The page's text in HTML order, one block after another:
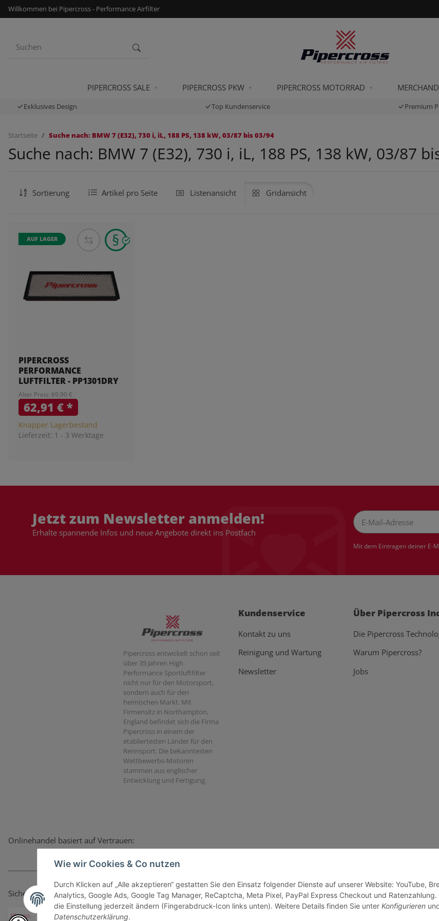
Wie wir Cookies & Co nutzen
Durch Klicken auf „Alle akzeptieren“ gestatten Sie den Einsatz folgender Dienste auf unserer Website: YouTube,
Analytics, Google Ads, Google Tag Manager, ReCaptcha, Meta Pixel, PayPal Express Checkout und Ratenzahlung.
die Einstellung jederzeit ändern (Fingerabdruck-Icon links unten). Weitere Details finden Sie unter Konfigurieren
Datenschutzerklärung.
Willkommen bei Pipercross - Performance Airfilter
PIPERCROSS SALE PIPERCROSS PKW PIPERCROSS MOTORRAD
Exklusives Design Top Kundenservice Premium
Startseite Suche nach: BMW 7 (E32), 730 i, iL, 188 PS, 138 kW, 03/87 bis 03/94
Suche nach: BMW 7 (E32), 730 i, iL, 188 PS, 138 kW, 03/87
Sortierung Artikel pro Seite Listenansicht Gridansicht
AUF LAGER
PIPERCROSS
PERFORMANCE
LUFTFILTER - PP1301DRY
Alter Preis: 69,90 €
62,91 €*
Knapper Lagerbestand
Lieferzeit: 1 - 3 Werktage
Jetzt zum Newsletter anmelden!
Erhalte spannende Infos und neue Angebote direkt ins Postfach
Mit dem Eintragen deiner E-
Pipercross entwickelt schon seit
über 35 Jahren High
Performance Sportluftfilter
nicht nur für den Motorsport,
sondern auch für den
heimischen Markt. Mit
Firmensitz in Northampton,
England befindet sich die Firma
Pipercross in einem der
etabliertesten Länder für den
Rennsport. Die bekanntesten
Wettbewerbs-Motoren
stammen aus englischer
Entwicklung und Fertigung.
Kundenservice
Kontakt zu uns
Reinigung und Wartung
Newsletter
Über Pipercross
Die Pipercross
Warum Pipercross?
Jobs
Onlinehandel basiert auf Vertrauen:
Sicher bezahlen via: